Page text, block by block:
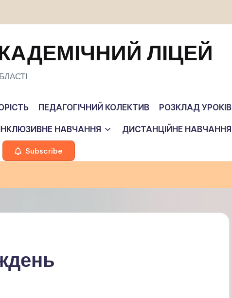
ЛІЦЕЙ
ПЕДАГОГІЧНИЙ КОЛЕКТИВ РОЗКЛАД УРОКІВ
ІНКЛЮЗИВНЕ НАВЧАННЯ ДИСТАНЦІЙНЕ НАВЧАННЯ
Subscribe